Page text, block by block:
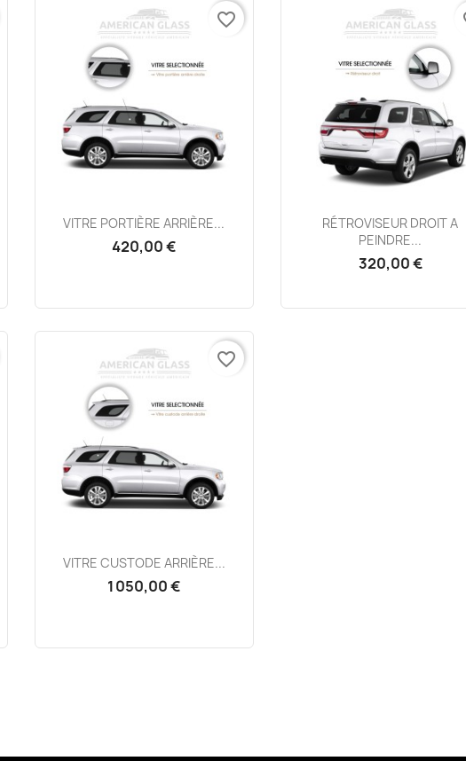
Aperçu rapide
VITRE PORTIÈRE ARRIÈRE...
420,00 €
favorite_border
Aperçu rapide
RÉTROVISEUR DROIT A
PEINDRE...
320,00 €
Aperçu rapide
VITRE CUSTODE ARRIÈRE...
1 050,00 €
favorite_border